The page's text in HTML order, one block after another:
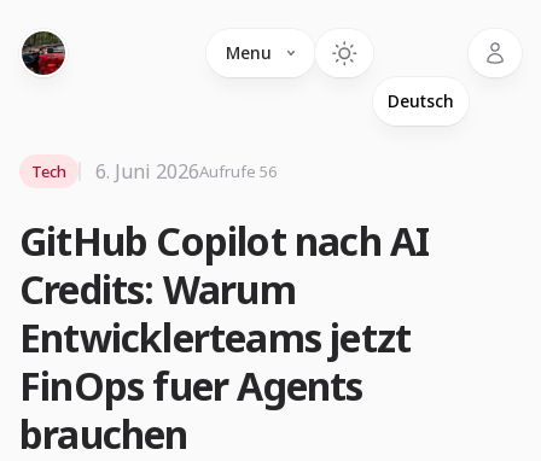
Menu
GitHub Copilot nach AI
Credits: Warum
Entwicklerteams jetzt
FinOps fuer Agents
brauchen
Tech 6. Juni 2026Aufrufe 56